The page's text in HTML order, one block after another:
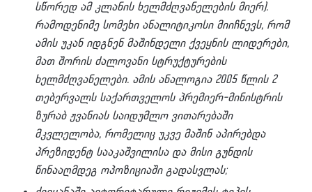
სწორედ ამ კლანის ხელმძღვანელების მიერ).
რამოდენიმე სომეხი ანალიტიკოსი მიიჩნევს, რომ
ამის უკან იდგნენ მაშინდელი ქვეყნის ლიდერები,
მათ შორის ძალოვანი სტრუქტურების
ხელმძღვანელები. ამის ანალოგია 2005 წლის 2
თებერვალს საქართველოს პრემიერ-მინისტრის
ზურაბ ჟვანიას საიდუმლო ვითარებაში
მკვლელობა, რომელიც უკვე მაშინ აპირებდა
პრეზიდენტ სააკაშვილისა და მისი გუნდის
წინააღმდეგ ოპოზიციაში გადასვლას;